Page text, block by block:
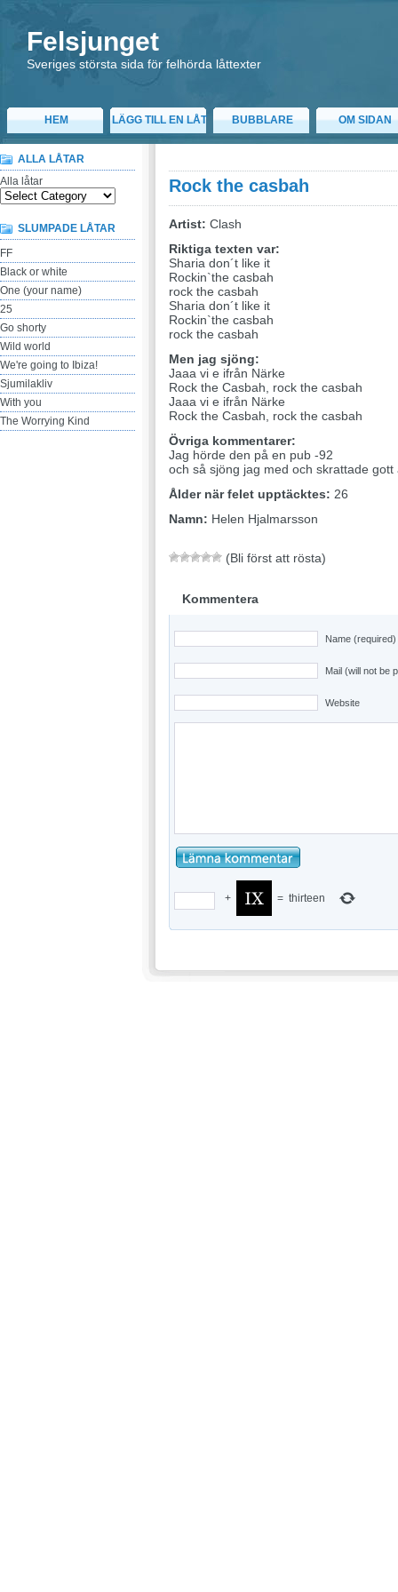
Felsjunget
Sveriges största sida för felhörda låttexter
HEM LÄGG TILL EN LÅT BUBBLARE OM SIDAN
ALLA LÅTAR
Alla låtar
SLUMPADE LÅTAR
FF
Black or white
One (your name)
25
Go shorty
Wild world
We're going to Ibiza!
Sjumilakliv
With you
The Worrying Kind
Rock the casbah
Artist: Clash
Riktiga texten var:
Sharia don´t like it
Rockin`the casbah
rock the casbah
Sharia don´t like it
Rockin`the casbah
rock the casbah
Men jag sjöng:
Jaaa vi e ifrån Närke
Rock the Casbah, rock the casbah
Jaaa vi e ifrån Närke
Rock the Casbah, rock the casbah
Övriga kommentarer:
Jag hörde den på en pub -92
och så sjöng jag med och skrattade
Ålder när felet upptäcktes: 26
Namn: Helen Hjalmarsson
(Bli först att rösta)
Kommentera
Name (required)
Mail (will not be
Website
+ = thirteen